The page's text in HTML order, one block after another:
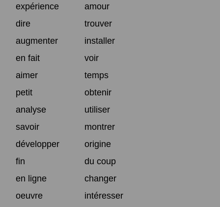
expérience
amour
dire
trouver
augmenter
installer
en fait
voir
aimer
temps
petit
obtenir
analyse
utiliser
savoir
montrer
développer
origine
fin
du coup
en ligne
changer
oeuvre
intéresser